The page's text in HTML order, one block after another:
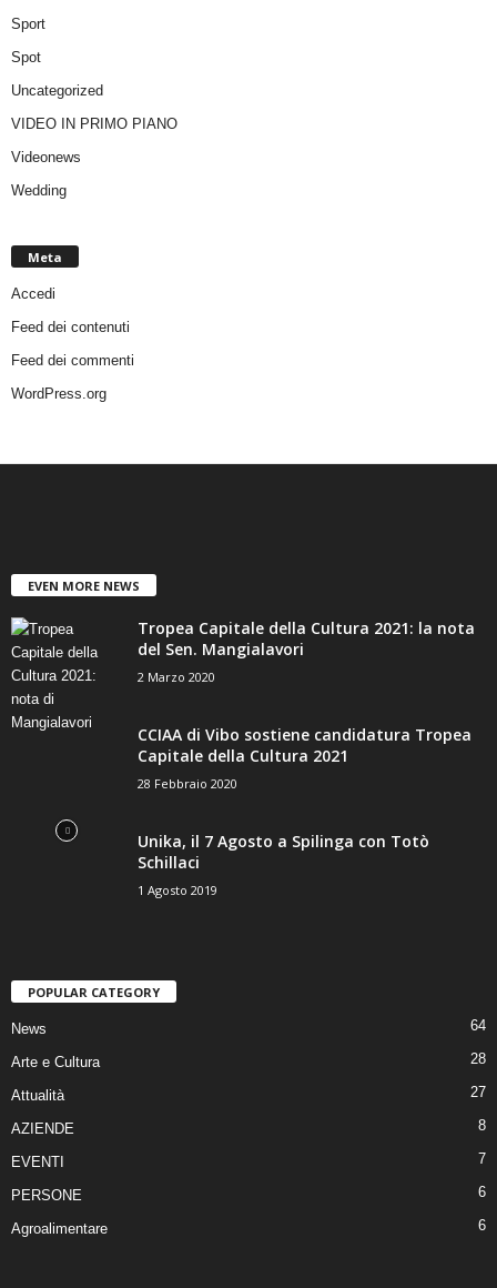
Sport
Spot
Uncategorized
VIDEO IN PRIMO PIANO
Videonews
Wedding
Meta
Accedi
Feed dei contenuti
Feed dei commenti
WordPress.org
EVEN MORE NEWS
Tropea Capitale della Cultura 2021: la nota
del Sen. Mangialavori
2 Marzo 2020
CCIAA di Vibo sostiene candidatura Tropea
Capitale della Cultura 2021
28 Febbraio 2020
Unika, il 7 Agosto a Spilinga con Totò
Schillaci
1 Agosto 2019
POPULAR CATEGORY
News 64
Arte e Cultura 28
Attualità 27
AZIENDE 8
EVENTI 7
PERSONE 6
Agroalimentare 6